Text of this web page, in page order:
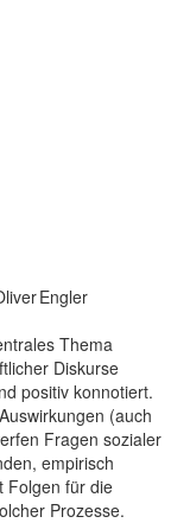
Engler
Thema
Diskurse
positiv konnotiert.
(auch
Fragen sozialer
empirisch
Folgen für die
Prozesse.